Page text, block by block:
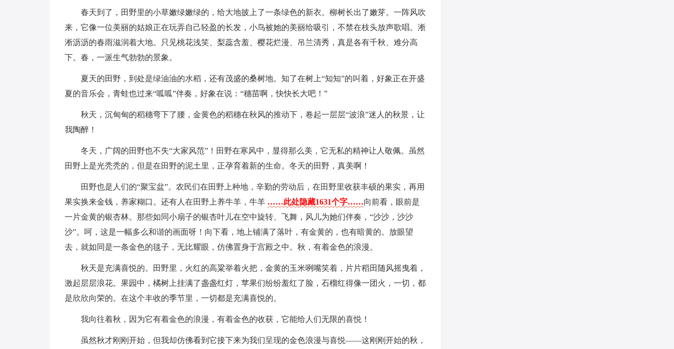
春天到了，田野里的小草嫩绿嫩绿的，给大地披上了一条绿色的新衣。柳树长出了嫩芽。一阵风吹
来，它像一位美丽的姑娘正在玩弄自己轻盈的长发，小鸟被她的美丽给吸引，不禁在枝头放声歌唱。淅
淅沥沥的春雨滋润着大地。只见桃花浅笑、梨蕊含羞、樱花烂漫、吊兰清秀，真是各有千秋、难分高
下。春，一派生气勃勃的景象。
夏天的田野，到处是绿油油的水稻，还有茂盛的桑树地。知了在树上“知知”的叫着，好象正在开盛
夏的音乐会，青蛙也过来“呱呱”伴奏，好象在说：“穗苗啊，快快长大吧！”
秋天，沉甸甸的稻穗弯下了腰，金黄色的稻穗在秋风的推动下，卷起一层层“波浪”迷人的秋景，让
我陶醉！
冬天，广阔的田野也不失“大家风范”！田野在寒风中，显得那么美，它无私的精神让人敬佩。虽然
田野上是光秃秃的，但是在田野的泥土里，正孕育着新的生命。冬天的田野，真美啊！
田野也是人们的“聚宝盆”。农民们在田野上种地，辛勤的劳动后，在田野里收获丰硕的果实，再用
果实换来金钱，养家糊口。还有人在田野上养牛羊，牛羊 ……此处隐藏1631个字……向前看，眼前是
一片金黄的银杏林。那些如同小扇子的银杏叶儿在空中旋转、飞舞，风儿为她们伴奏，“沙沙，沙沙
沙”。呵，这是一幅多么和谐的画面呀！向下看，地上铺满了落叶，有金黄的，也有暗黄的。放眼望
去，就如同是一条金色的毯子，无比耀眼，仿佛置身于宫殿之中。秋，有着金色的浪漫。
秋天是充满喜悦的。田野里，火红的高粱举着火把，金黄的玉米咧嘴笑着，片片稻田随风摇曳着，
激起层层浪花。果园中，橘树上挂满了盏盏红灯，苹果们纷纷羞红了脸，石榴红得像一团火，一切，都
是欣欣向荣的。在这个丰收的季节里，一切都是充满喜悦的。
我向往着秋，因为它有着金色的浪漫，有着金色的收获，它能给人们无限的喜悦！
虽然秋才刚刚开始，但我却仿佛看到它接下来为我们呈现的金色浪漫与喜悦——这刚刚开始的秋，